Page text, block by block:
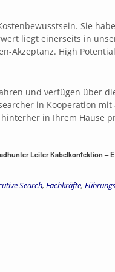
Sie
liegt einerseits in
Akzeptanz. High
und verfügen über
in Kooperation
in Ihrem Hause
Leiter Kabelkonfektion –
Search, Fachkräfte,